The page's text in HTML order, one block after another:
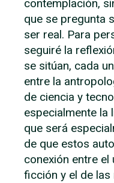
contemplación,
que se pregunta
ser real. Para
seguiré la
se sitúan, cada
entre la
de ciencia y
especialmente la
que será
de que estos
conexión entre el
ficción y el de